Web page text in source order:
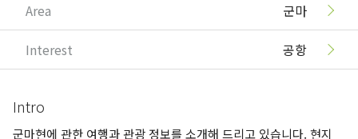
Area 군마
Interest 공항
Intro
군마현에 관한 여행과 관광 정보를 소개해 드리고 있습니다. 현지